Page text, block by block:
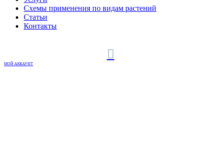
Схемы применения по видам растений
Статьи
Контакты
МОЙ АККАУНТ